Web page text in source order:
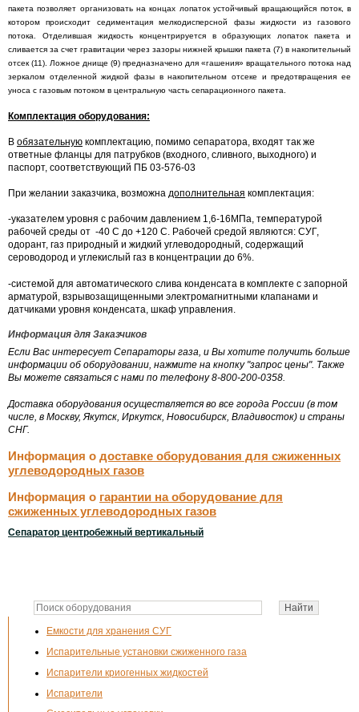
Емкости для хранения СУГ
Испарительные установки сжиженного газа
Испарители криогенных жидкостей
Испарители
пакета позволяет организовать на концах лопаток устойчивый вращающийся поток, в
котором происходит седиментация мелкодисперсной фазы жидкости из газового
потока. Отделившая жидкость концентрируется в образующих лопаток пакета и
сливается за счет гравитации через зазоры нижней крышки пакета (7) в накопительный
отсек (11). Ложное днище (9) предназначено для «гашения» вращательного потока над
зеркалом отделенной жидкой фазы в накопительном отсеке и предотвращения ее
уноса с газовым потоком в центральную часть сепарационного пакета.
Комплектация оборудования:
В обязательную комплектацию, помимо сепаратора, входят так же
ответные фланцы для патрубков (входного, сливного, выходного) и
паспорт, соответствующий ПБ 03-576-03
При желании заказчика, возможна дополнительная комплектация:
-указателем уровня с рабочим давлением 1,6-16МПа, температурой
рабочей среды от -40 С до +120 С. Рабочей средой являются: СУГ,
одорант, газ природный и жидкий углеводородный, содержащий
сероводород и углекислый газ в концентрации до 6%.
-системой для автоматического слива конденсата в комплекте с запорной
арматурой, взрывозащищенными электромагнитными клапанами и
датчиками уровня конденсата, шкаф управления.
Информация для Заказчиков
Если Вас интересует Сепараторы газа, и Вы хотите получить больше
информации об оборудовании, нажмите на кнопку "запрос цены". Также
Вы можете связаться с нами по телефону 8-800-200-0358.
Доставка оборудования осуществляется во все города России (в том
числе, в Москву, Якутск, Иркутск, Новосибирск, Владивосток) и страны
СНГ.
Информация о доставке оборудования для сжиженных
углеводородных газов
Информация о гарантии на оборудование для
сжиженных углеводородных газов
Сепаратор центробежный вертикальный